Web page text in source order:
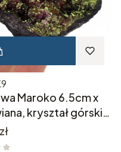
Maroko 6.5cm x
kryształ górski,